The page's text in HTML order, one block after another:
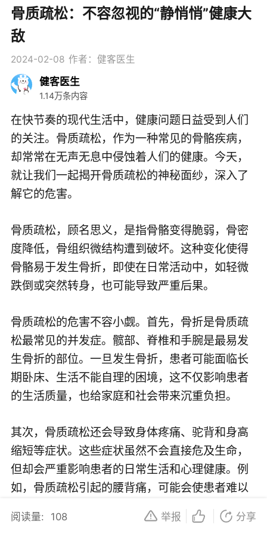
骨质疏松：不容忽视的“静悄悄”健康大
敌
2024-02-08 作者：健客医生
健客医生
1.14万条内容
在快节奏的现代生活中，健康问题日益受到人们
的关注。骨质疏松，作为一种常见的骨骼疾病，
却常常在无声无息中侵蚀着人们的健康。今天，
就让我们一起揭开骨质疏松的神秘面纱，深入了
解它的危害。
骨质疏松，顾名思义，是指骨骼变得脆弱，骨密
度降低，骨组织微结构遭到破坏。这种变化使得
骨骼易于发生骨折，即使在日常活动中，如轻微
跌倒或突然转身，也可能导致严重后果。
骨质疏松的危害不容小觑。首先，骨折是骨质疏
松最常见的并发症。髋部、脊椎和手腕是最易发
生骨折的部位。一旦发生骨折，患者可能面临长
期卧床、生活不能自理的困境，这不仅影响患者
的生活质量，也给家庭和社会带来沉重负担。
其次，骨质疏松还会导致身体疼痛、驼背和身高
缩短等症状。这些症状虽然不会直接危及生命，
但却会严重影响患者的日常生活和心理健康。例
如，骨质疏松引起的腰背痛，可能会使患者难以
完成简单的家务劳动，甚至影响睡眠和休息。
阅读量: 108 举报 分享